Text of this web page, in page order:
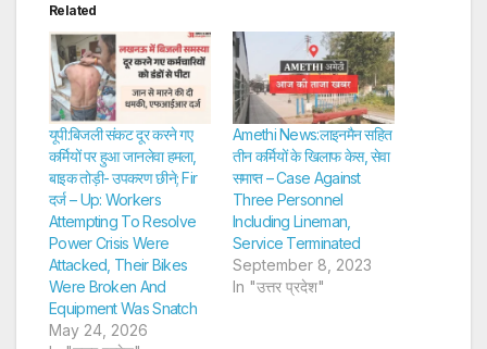
Related
यूपी:बिजली संकट दूर करने गए
कर्मियों पर हुआ जानलेवा हमला,
बाइक तोड़ी- उपकरण छीने; Fir
दर्ज – Up: Workers
Attempting To Resolve
Power Crisis Were
Attacked, Their Bikes
Were Broken And
Equipment Was Snatch
May 24, 2026
Amethi News:लाइनमैन सहित
तीन कर्मियों के खिलाफ केस, सेवा
समाप्त – Case Against
Three Personnel
Including Lineman,
Service Terminated
September 8, 2023
In "उत्तर प्रदेश"